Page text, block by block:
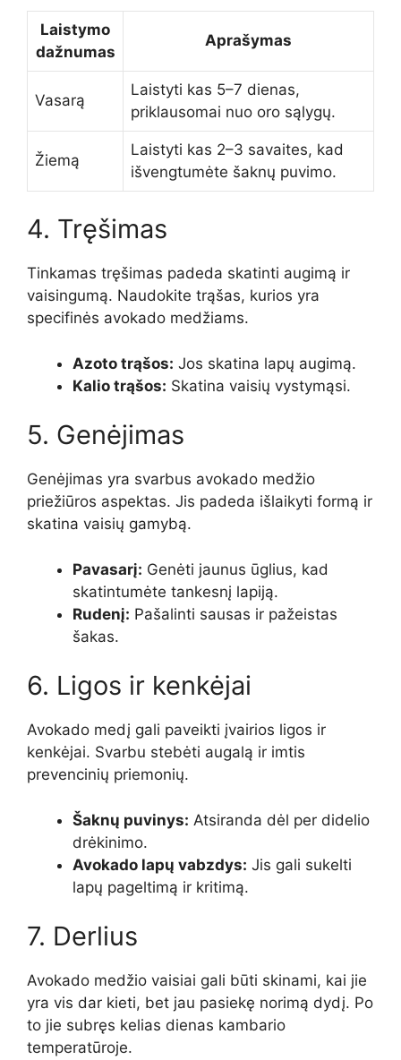
Laistymo
dažnumas
Aprašymas
Vasarą
Laistyti kas 5–7 dienas,
priklausomai nuo oro sąlygų.
Žiemą
Laistyti kas 2–3 savaites, kad
išvengtumėte šaknų puvimo.
4. Tręšimas
Tinkamas tręšimas padeda skatinti augimą ir
vaisingumą. Naudokite trąšas, kurios yra
specifinės avokado medžiams.
Azoto trąšos: Jos skatina lapų augimą.
Kalio trąšos: Skatina vaisių vystymąsi.
5. Genėjimas
Genėjimas yra svarbus avokado medžio
priežiūros aspektas. Jis padeda išlaikyti formą ir
skatina vaisių gamybą.
Pavasarį: Genėti jaunus ūglius, kad
skatintumėte tankesnį lapiją.
Rudenį: Pašalinti sausas ir pažeistas
šakas.
6. Ligos ir kenkėjai
Avokado medį gali paveikti įvairios ligos ir
kenkėjai. Svarbu stebėti augalą ir imtis
prevencinių priemonių.
Šaknų puvinys: Atsiranda dėl per didelio
drėkinimo.
Avokado lapų vabzdys: Jis gali sukelti
lapų pageltimą ir kritimą.
7. Derlius
Avokado medžio vaisiai gali būti skinami, kai jie
yra vis dar kieti, bet jau pasiekę norimą dydį. Po
to jie subręs kelias dienas kambario
temperatūroje.